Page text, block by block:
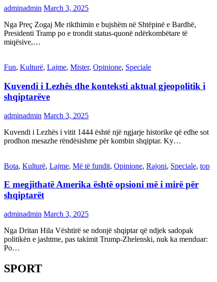
adminadmin March 3, 2025
Nga Preç Zogaj Me rikthimin e bujshëm në Shtëpinë e Bardhë,
Presidenti Tramp po e trondit status-quonë ndërkombëtare të
miqësive,…
Fun, Kulturë, Lajme, Mister, Opinione, Speciale
Kuvendi i Lezhës dhe konteksti aktual gjeopolitik i
shqiptarëve
adminadmin March 3, 2025
Kuvendi i Lezhës i vitit 1444 është një ngjarje historike që edhe sot
prodhon mesazhe rëndësishme për kombin shqiptar. Ky…
Bota, Kulturë, Lajme, Më të fundit, Opinione, Rajoni, Speciale, top
E megjithatë Amerika është opsioni më i mirë për
shqiptarët
adminadmin March 3, 2025
Nga Dritan Hila Vështirë se ndonjë shqiptar që ndjek sadopak
politikën e jashtme, pas takimit Trump-Zhelenski, nuk ka menduar:
Po…
SPORT